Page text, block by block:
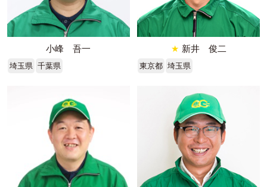
小峰 吾一
埼玉県 千葉県
★ 新井 俊二
東京都 埼玉県